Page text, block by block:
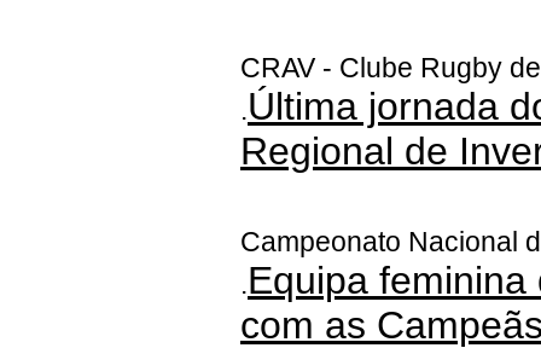
CRAV - Clube Rugby
.Última jornada
Regional de
Campeonato Nacional
.Equipa
com as